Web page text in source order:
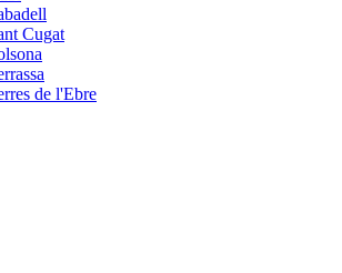
Cugat
de l'Ebre